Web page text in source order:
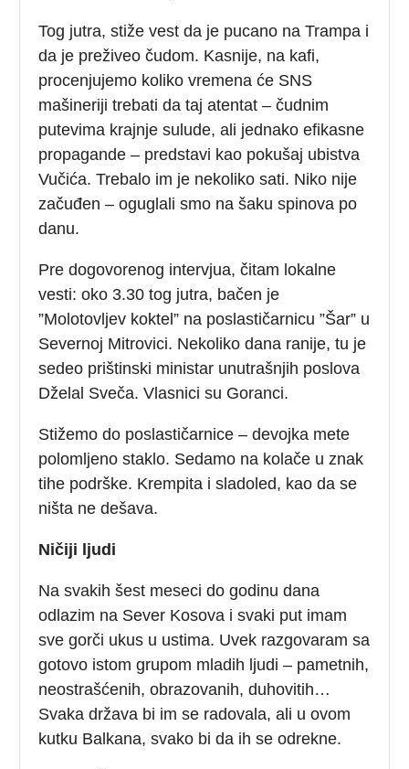
Tog jutra, stiže vest da je pucano na Trampa i
da je preživeo čudom. Kasnije, na kafi,
procenjujemo koliko vremena će SNS
mašineriji trebati da taj atentat – čudnim
putevima krajnje sulude, ali jednako efikasne
propagande – predstavi kao pokušaj ubistva
Vučića. Trebalo im je nekoliko sati. Niko nije
začuđen – oguglali smo na šaku spinova po
danu.
Pre dogovorenog intervjua, čitam lokalne
vesti: oko 3.30 tog jutra, bačen je
”Molotovljev koktel” na poslastičarnicu ”Šar” u
Severnoj Mitrovici. Nekoliko dana ranije, tu je
sedeo prištinski ministar unutrašnjih poslova
Dželal Sveča. Vlasnici su Goranci.
Stižemo do poslastičarnice – devojka mete
polomljeno staklo. Sedamo na kolače u znak
tihe podrške. Krempita i sladoled, kao da se
ništa ne dešava.
Ničiji ljudi
Na svakih šest meseci do godinu dana
odlazim na Sever Kosova i svaki put imam
sve gorči ukus u ustima. Uvek razgovaram sa
gotovo istom grupom mladih ljudi – pametnih,
neostrašćenih, obrazovanih, duhovitih…
Svaka država bi im se radovala, ali u ovom
kutku Balkana, svako bi da ih se odrekne.